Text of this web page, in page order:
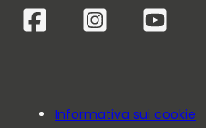
Informativa sui cookie